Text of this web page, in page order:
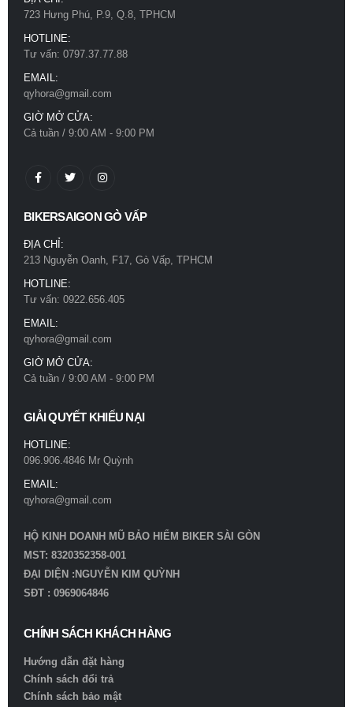
Mũ bảo hiểm Royal M66 2 kính trắng bóng
780.000₫
780.000
723 Hưng Phú, P.9, Q.8, TPHCM
HOTLINE:
Tư vấn: 0797.37.77.88
EMAIL:
qyhora@gmail.com
GIỜ MỞ CỬA:
Cả tuần / 9:00 AM - 9:00 PM
BIKERSAIGON GÒ VẤP
ĐỊA CHỈ:
213 Nguyễn Oanh, F17, Gò Vấp, TPHCM
HOTLINE:
Tư vấn: 0922.656.405
EMAIL:
qyhora@gmail.com
GIỜ MỞ CỬA:
Cả tuần / 9:00 AM - 9:00 PM
GIẢI QUYẾT KHIẾU NẠI
HOTLINE:
096.906.4846 Mr Quỳnh
EMAIL:
qyhora@gmail.com
HỘ KINH DOANH MŨ BẢO HIỂM BIKER SÀI GÒN
MST: 8320352358-001
ĐẠI DIỆN :NGUYỄN KIM QUỲNH
SĐT : 0969064846
CHÍNH SÁCH KHÁCH HÀNG
Hướng dẫn đặt hàng
Chính sách đổi trả
Chính sách bảo mật